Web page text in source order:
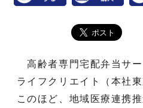
高齢者専門宅配弁当サ
ライフクリエイト（本社
このほど、地域医療連携